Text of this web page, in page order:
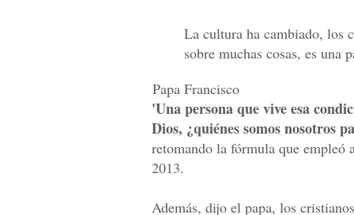
La cultura ha cambiado, los
sobre muchas cosas, es una
Papa Francisco
'Una persona que vive esa
Dios, ¿quiénes somos nosotros
retomando la fórmula que empleó
2013.
Además, dijo el papa, los